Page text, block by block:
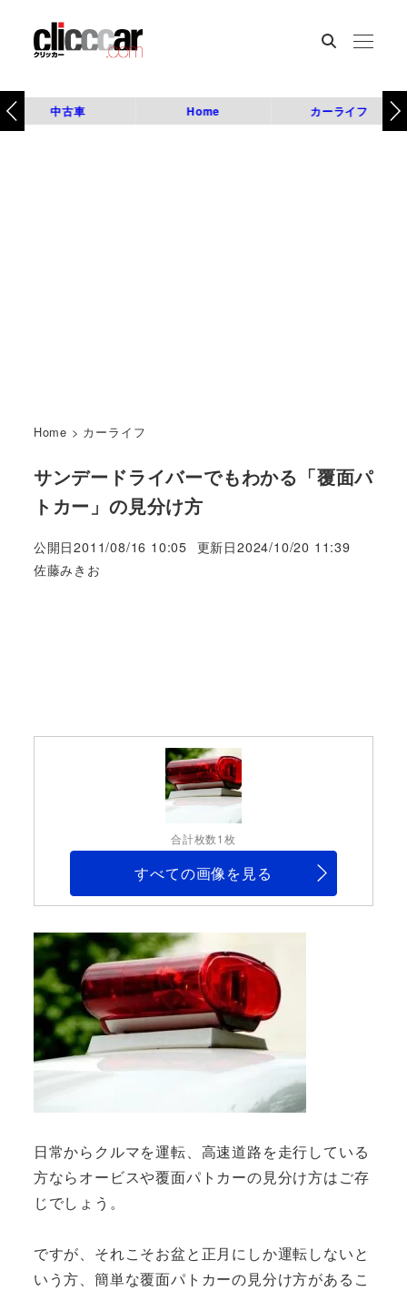
中古車 Home カーライフ
Home > カーライフ
サンデードライバーでもわかる「覆面パ
トカー」の見分け方
公開日2011/08/16 10:05 更新日2024/10/20 11:39
著
佐藤みきお
合計枚数1枚
すべての画像を見る
日常からクルマを運転、高速道路を走行している
方ならオービスや覆面パトカーの見分け方はご存
じでしょう。
ですが、それこそお盆と正月にしか運転しないと
いう方、簡単な覆面パトカーの見分け方があるこ